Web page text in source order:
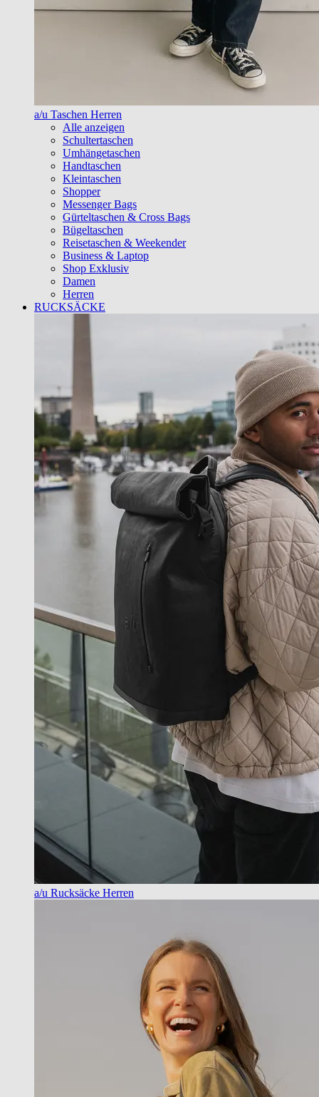
a/u Taschen Herren
Alle anzeigen
Schultertaschen
Umhängetaschen
Handtaschen
Kleintaschen
Shopper
Messenger Bags
Gürteltaschen & Cross Bags
Bügeltaschen
Reisetaschen & Weekender
Business & Laptop
Shop Exklusiv
Damen
Herren
RUCKSÄCKE
a/u Rucksäcke Herren